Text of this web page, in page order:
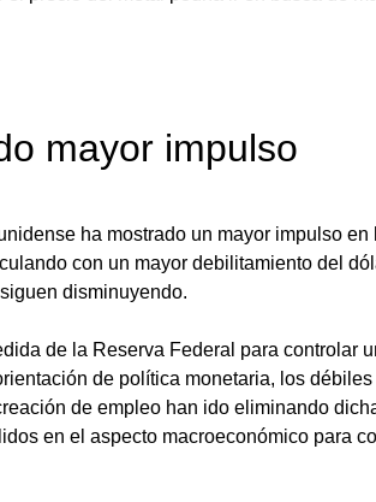
mayor impulso
ha mostrado un mayor impulso en
con un mayor debilitamiento del
disminuyendo.
de la Reserva Federal para controlar
de política monetaria, los débiles
de empleo han ido eliminando
en el aspecto macroeconómico para